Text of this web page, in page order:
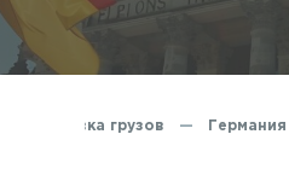
доставка грузов — Германия